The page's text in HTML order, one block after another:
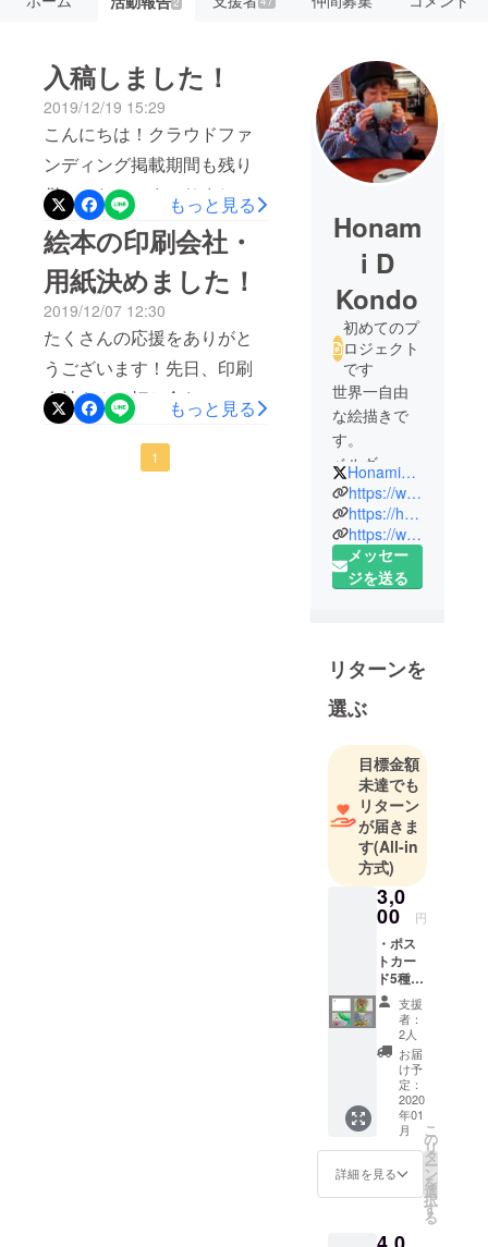
入稿しました！
2019/12/19 15:29
こんにちは！クラウドファ
ンディング掲載期間も残り
僅かとなってまいりました!
昨日、A Pumpkin Girlのデー
タ化が完了し、岡田印刷さ
んへ入稿しました＼(^o^)／
絵本完成まであと少しです♫
完成は1月末。2月のお届け
になりそうです！
もっと見る
絵本の印刷会社・
用紙決めました！
2019/12/07 12:30
たくさんの応援をありがと
うございます！先日、印刷
会社さんへ打ち合わせに
行ってまいりました。愛媛
県松山市にある岡田印刷さ
もっと見る
1
Honam
i D
Kondo
初めてのプ
ロジェクト
です
世界一自由
な絵描きで
す。
ベルギーと
日本を行っ
たり来たり
していま
す。
絵本「A
さんの人に
届けた
い！！
Honamingo1
https://www.instagram.com/ho12umiiro/
https://honami.me/
https://www.instagram.com/honami156/
メッセー
ジを送る
リターンを
選ぶ
目標金額
未達でも
リターン
が届きま
す(All-in
方式)
3,0
00 円
・ポス
トカー
ド5種
（ラン
ダム）
・手書
きイラ
スト付
きお手
支援
者：
2人
お届
け予
定：
2020
年01
月
詳細を見る
こ
の
リ
タ
ー
ン
を
選
択
す
る